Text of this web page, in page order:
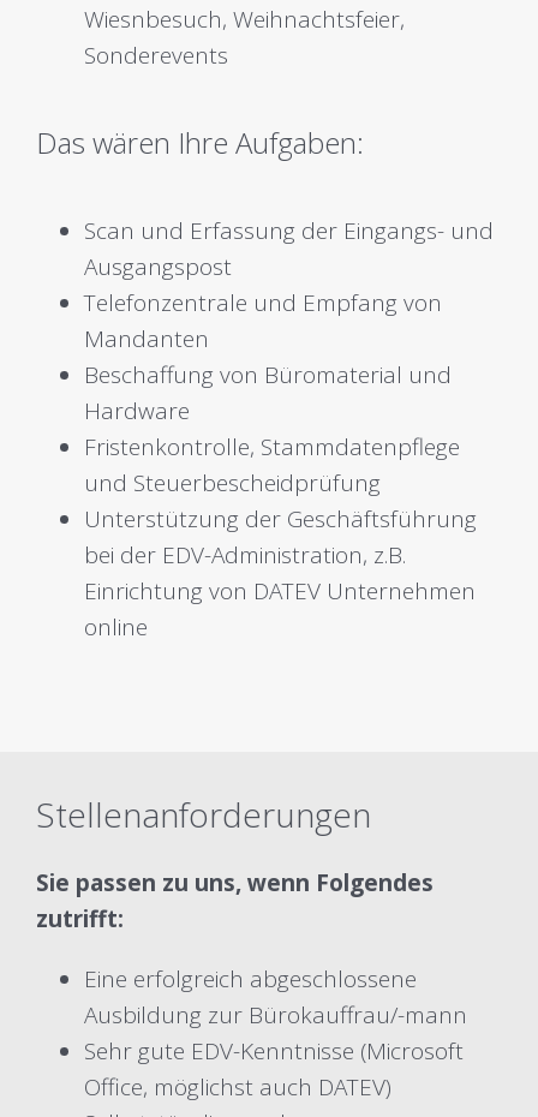
Wiesnbesuch, Weihnachtsfeier,
Sonderevents
Das wären Ihre Aufgaben:
Scan und Erfassung der Eingangs- und
Ausgangspost
Telefonzentrale und Empfang von
Mandanten
Beschaffung von Büromaterial und
Hardware
Fristenkontrolle, Stammdatenpflege
und Steuerbescheidprüfung
Unterstützung der Geschäftsführung
bei der EDV-Administration, z.B.
Einrichtung von DATEV Unternehmen
online
Stellenanforderungen
Sie passen zu uns, wenn Folgendes
zutrifft:
Eine erfolgreich abgeschlossene
Ausbildung zur Bürokauffrau/-mann
Sehr gute EDV-Kenntnisse (Microsoft
Office, möglichst auch DATEV)